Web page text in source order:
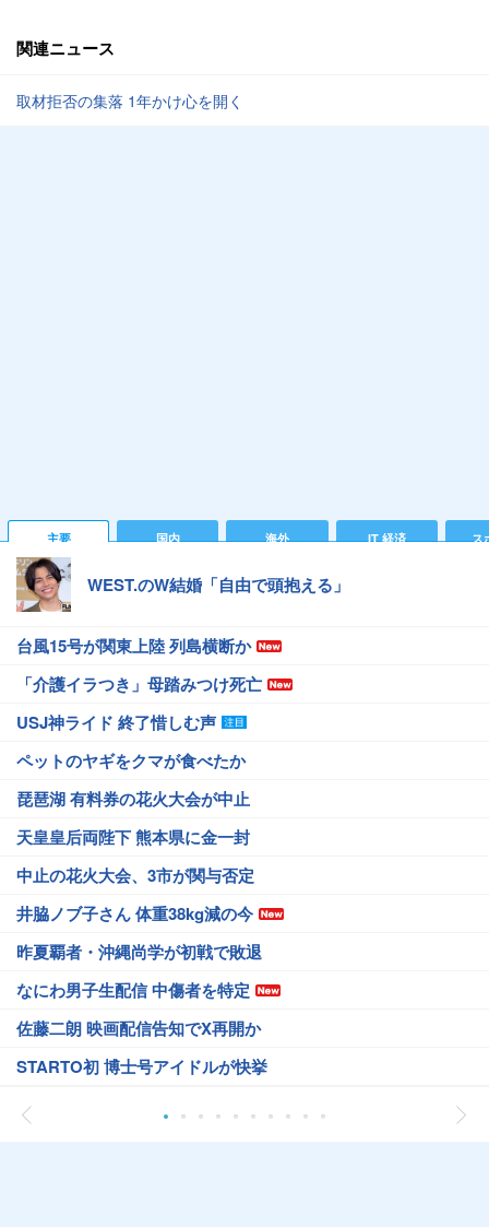
関連ニュース
取材拒否の集落 1年かけ心を開く
主要 国内 海外 IT 経済 ス
WEST.のW結婚「自由で頭抱える」
台風15号が関東上陸 列島横断か
「介護イラつき」母踏みつけ死亡
USJ神ライド 終了惜しむ声
ペットのヤギをクマが食べたか
琵琶湖 有料券の花火大会が中止
天皇皇后両陛下 熊本県に金一封
中止の花火大会、3市が関与否定
井脇ノブ子さん 体重38kg減の今
昨夏覇者・沖縄尚学が初戦で敗退
なにわ男子生配信 中傷者を特定
佐藤二朗 映画配信告知でX再開か
STARTO初 博士号アイドルが快挙